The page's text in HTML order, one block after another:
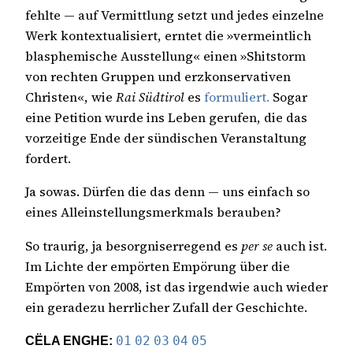
fehlte — auf Vermittlung setzt und jedes einzelne
Werk kontextualisiert, erntet die »vermeintlich
blasphemische Ausstellung« einen »Shitstorm
von rechten Gruppen und erzkonservativen
Christen«, wie Rai Südtirol es formuliert. Sogar
eine Petition wurde ins Leben gerufen, die das
vorzeitige Ende der sündischen Veranstaltung
fordert.
Ja sowas. Dürfen die das denn — uns einfach so
eines Alleinstellungsmerkmals berauben?
So traurig, ja besorgniserregend es per se auch ist.
Im Lichte der empörten Empörung über die
Empörten von 2008, ist das irgendwie auch wieder
ein geradezu herrlicher Zufall der Geschichte.
CËLA ENGHE: 01 02 03 04 05